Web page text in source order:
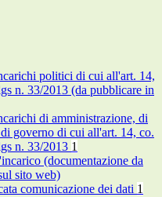
politici di cui all'art. 14,
n. 33/2013 (da pubblicare in
di amministrazione, di
governo di cui all'art. 14, co.
n. 33/2013 1
(documentazione da
sito web)
comunicazione dei dati 1